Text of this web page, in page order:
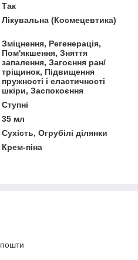
Так
Лікувальна (Космецевтика)
Зміцнення, Регенерація,
Пом'якшення, Зняття
запалення, Загоєння ран/
тріщинок, Підвищення
пружності і еластичності
шкіри, Заспокоєння
Ступні
35 мл
Сухість, Огрубілі ділянки
Крем-піна